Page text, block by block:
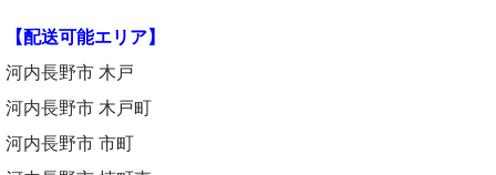
【配送可能エリア】
河内長野市 木戸
河内長野市 木戸町
河内長野市 市町